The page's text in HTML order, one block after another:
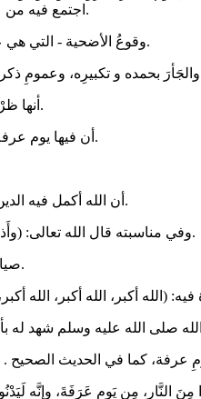
اجتمع فيه من عبادات، (الصلاةُ، والذكرُ المخصوص، والأضحية..).
- ﻭﻗﻮﻉُ اﻷﺿﺤﻴﺔ - اﻟﺘﻲ ﻫﻲ ﻋَﻠَﻢٌ ﻟﻠﻤﻠﺔ اﻹﺑﺮاﻫﻴﻤﻴﺔ ﻭاﻟﺸﺮﻳﻌﺔ اﻟﻤﺤﻤﺪﻳﺔ - فيها.
- ﺃنها ظرْفٌ لعبادة اﻟﺤﺞ اﻟذي ﻫﻮ ﺭﻛﻦ ﻣﻦ ﺃﺭﻛﺎﻥ اﻹﺳﻼﻡ.
- أن فيها يوم عرفة الذي هو يوم الحج الأكبر، ويومُ التجلي الأعظم.
- أن الله أكمل فيه الدين وأتمَّ النعمة وأَنزَل: (اليومَ أكملتُ لكم دينكم..).
- وفي مناسبته قال الله تعالى: (وأَذانٌ من الله ورسوله إلى الناس يوم الحج الأكبر).
- صيامُه يكفر سنتين، ورمضانُ كله يكفر سنة واحدة.